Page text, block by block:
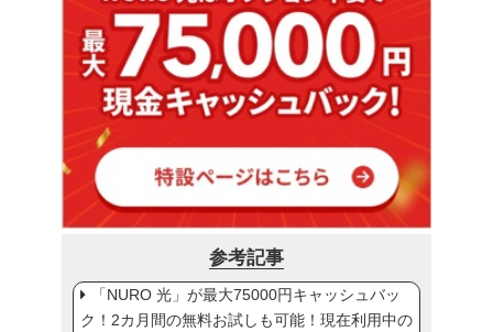
参考記事
「NURO 光」が最大75000円キャッシュバッ
ク！2カ月間の無料お試しも可能！現在利用中の